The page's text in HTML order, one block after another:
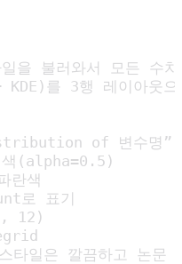
불러와서 모든 수
KDE)를 3행 레이아웃
of 변수명”
색(alpha=0.5)
색
로 표기
12)
일은 깔끔하고 논문